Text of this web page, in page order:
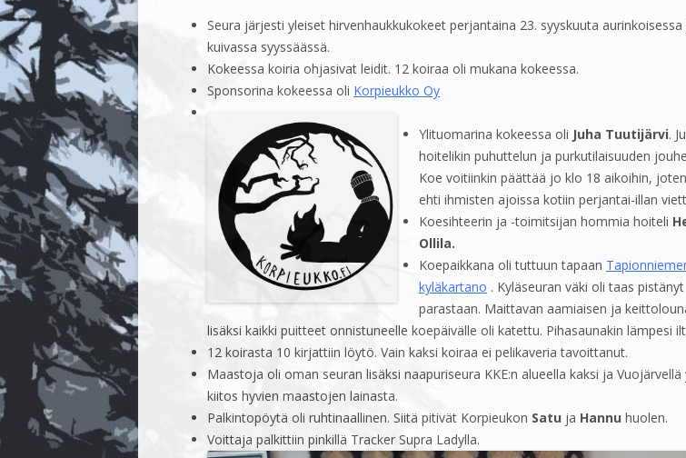
KENNELJAOSTO
YHTEYSTIEDOT
SÄÄNNÖT
KESÄKOKOUS 2026
TALVIKOKOUS 2026
KESÄKOKOUS 2025
TALVIKOKOUS 2025
KILPAILUT KAATOTILASTOT
HIRVIMAKSUT 2026
VIERASLUVAT
HIRVIJAHTISÄÄNTÖ
2026
Seura järjesti yleiset hirvenhaukkukokeet perjantaina 23. syyskuuta aurinkoisessa
kuivassa syyssäässä.
Kokeessa koiria ohjasivat leidit. 12 koiraa oli mukana kokeessa.
Sponsorina kokeessa oli Korpieukko Oy
Ylituomarina kokeessa oli Juha Tuutijärvi.
hoitelikin puhuttelun ja purkutilaisuuden
Koe voitiinkin päättää jo klo 18 aikoihin,
ehti ihmisten ajoissa kotiin perjantai-illan
Koesihteerin ja -toimitsijan hommia hoiteli
Ollila.
Koepaikkana oli tuttuun tapaan
kyläkartano . Kyläseuran väki oli taas pistänyt
parastaan. Maittavan aamiaisen ja
lisäksi kaikki puitteet onnistuneelle koepäivälle oli katettu. Pihasaunakin lämpesi
12 koirasta 10 kirjattiin löytö. Vain kaksi koiraa ei pelikaveria tavoittanut.
Maastoja oli oman seuran lisäksi naapuriseura KKE:n alueella kaksi ja Vuojärvellä
kiitos hyvien maastojen lainasta.
Palkintopöytä oli ruhtinaallinen. Siitä pitivät Korpieukon Satu ja Hannu huolen.
Voittaja palkittiin pinkillä Tracker Supra Ladylla.